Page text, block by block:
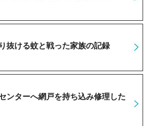
抜ける蚊と戦った家族の記録
ンターへ網戸を持ち込み修理した